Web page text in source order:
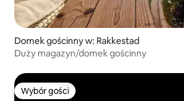
Domek gościnny w: Rakkestad
Duży magazyn/domek gościnny
Wybór gości
Wybór gości